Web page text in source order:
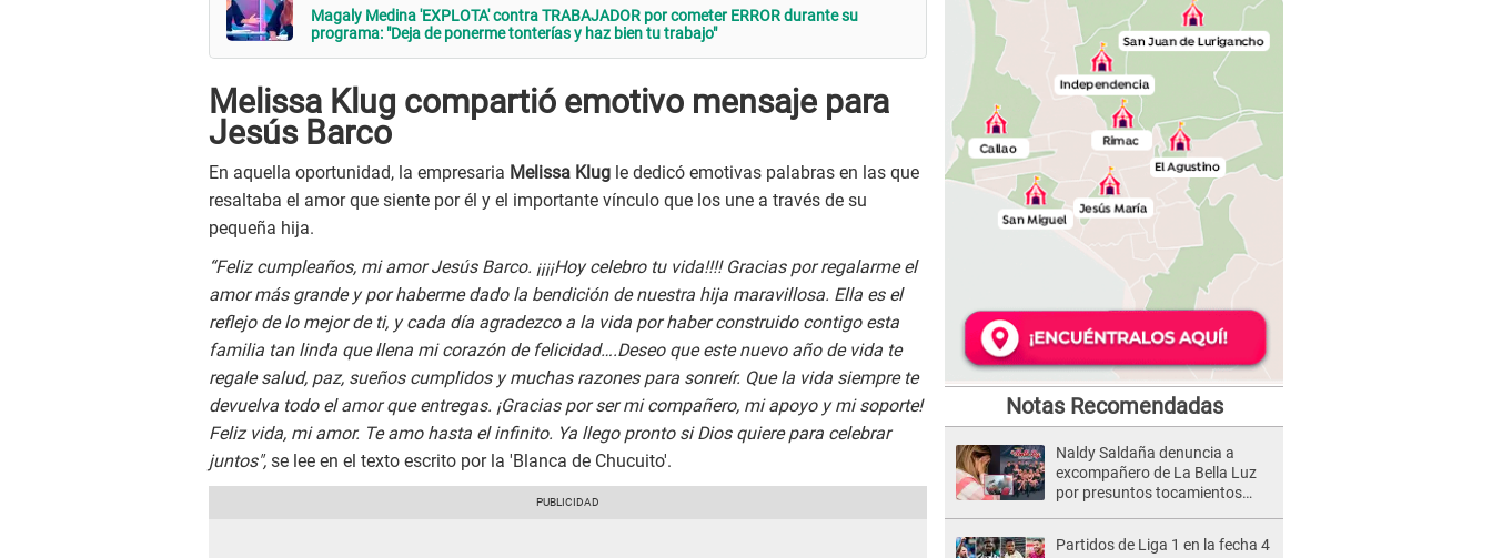
Magaly Medina 'EXPLOTA' contra TRABAJADOR por cometer ERROR durante su
programa: "Deja de ponerme tonterías y haz bien tu trabajo"
Melissa Klug compartió emotivo mensaje para
Jesús Barco
En aquella oportunidad, la empresaria Melissa Klug le dedicó emotivas palabras en las que
resaltaba el amor que siente por él y el importante vínculo que los une a través de su
pequeña hija.
“Feliz cumpleaños, mi amor Jesús Barco. ¡¡¡¡Hoy celebro tu vida!!!! Gracias por regalarme el
amor más grande y por haberme dado la bendición de nuestra hija maravillosa. Ella es el
reflejo de lo mejor de ti, y cada día agradezco a la vida por haber construido contigo esta
familia tan linda que llena mi corazón de felicidad….Deseo que este nuevo año de vida te
regale salud, paz, sueños cumplidos y muchas razones para sonreír. Que la vida siempre te
devuelva todo el amor que entregas. ¡Gracias por ser mi compañero, mi apoyo y mi soporte!
Feliz vida, mi amor. Te amo hasta el infinito. Ya llego pronto si Dios quiere para celebrar
juntos", se lee en el texto escrito por la 'Blanca de Chucuito'.
Notas Recomendadas
Naldy Saldaña denuncia a
excompañero de La Bella Luz
por presuntos tocamientos
Partidos de Liga 1 en la fecha 4